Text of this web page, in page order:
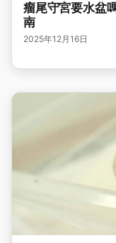
瘤尾守宮要水盆
南
2025年12月16日